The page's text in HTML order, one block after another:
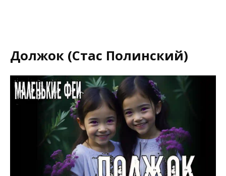
Должок (Стас Полинский)